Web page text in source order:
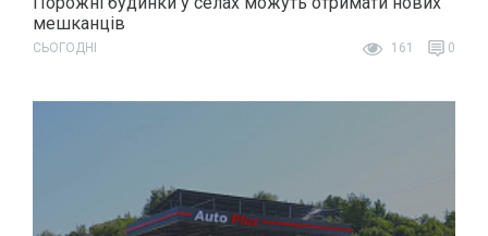
мешканців
СЬОГОДНІ 161 0